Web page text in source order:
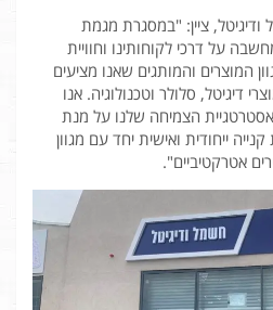
ציין: "במסגרת מגמת
על דרכי לקוחותינו וחוויית
המוצרים והמותגים שאנו מציעים
דיגיטל, סלולר וטכנולוגיה. אנו
הצמיחה שלנו על מנת
ייחודית ואישית יחד עם מגוון
אטרקטיביים".